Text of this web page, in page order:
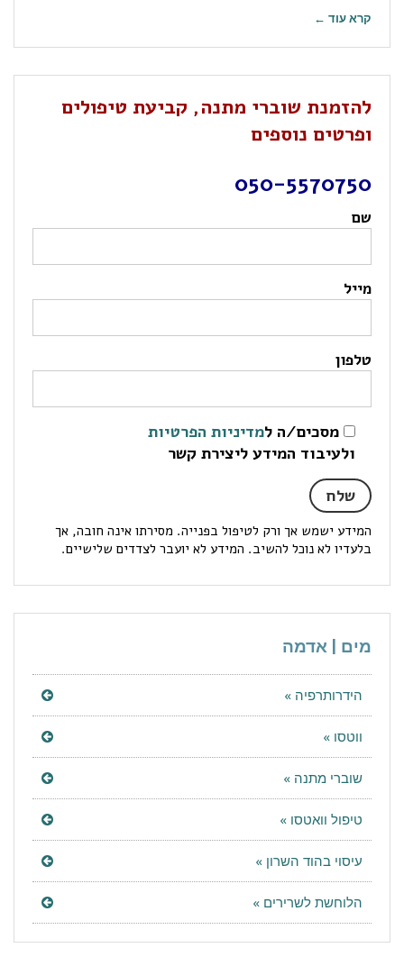
קרא עוד ←
להזמנת שוברי מתנה, קביעת טיפולים
ופרטים נוספים
050-5570750
שם
מייל
טלפון
מסכים/ה למדיניות הפרטיות
ולעיבוד המידע ליצירת קשר
המידע ישמש אך ורק לטיפול בפנייה. מסירתו אינה חובה, אך
בלעדיו לא נוכל להשיב. המידע לא יועבר לצדדים שלישיים.
מים | אדמה
הידרותרפיה »
ווטסו »
שוברי מתנה »
טיפול וואטסו »
עיסוי בהוד השרון »
הלוחשת לשרירים »